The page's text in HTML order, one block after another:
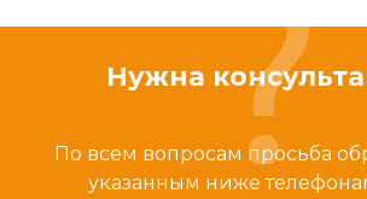
Нужна
По всем вопросам просьба
указанным ниже